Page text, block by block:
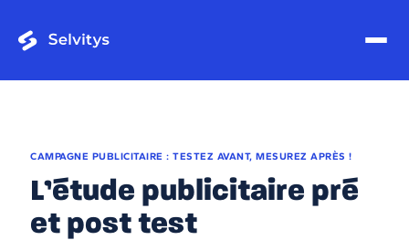
CAMPAGNE PUBLICITAIRE : TESTEZ AVANT, MESUREZ APRÈS !
L’étude publicitaire pré
et post test